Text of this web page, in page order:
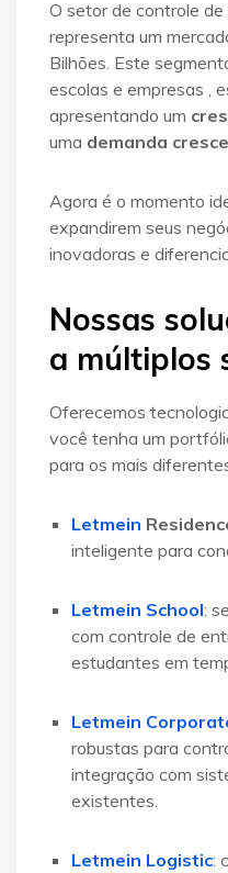
O setor de controle
representa um
Bilhões. Este
escolas e empresas ,
apresentando um
uma demanda
Agora é o momento
expandirem seus
inovadoras e
Nossas
a múltiplos
Oferecemos
você tenha um
para os mais
Letmein
inteligente para
Letmein School:
com controle de
estudantes em
Letmein
robustas para
integração com
existentes.
Letmein Logistic: